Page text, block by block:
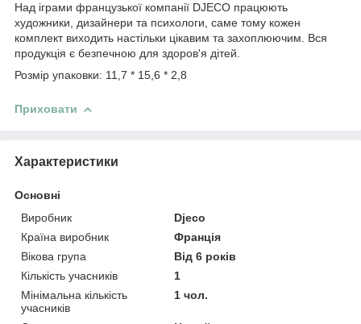
Над іграми французької компанії DJECO працюють
художники, дизайнери та психологи, саме тому кожен
комплект виходить настільки цікавим та захоплюючим. Вся
продукція є безпечною для здоров'я дітей.
Розмір упаковки: 11,7 * 15,6 * 2,8
Приховати
Характеристики
Основні
Виробник
Djeco
Країна виробник
Франція
Вікова група
Від 6 років
Кількість учасників
1
Мінімальна кількість
учасників
1 чол.